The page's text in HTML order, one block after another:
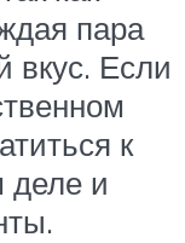
пара
вкус. Если
к
деле и